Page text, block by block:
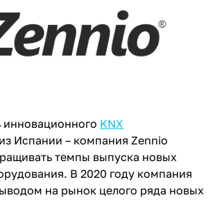
инновационного KNX
Испании – компания Zennio
темпы выпуска новых
В 2020 году компания
на рынок целого ряда новых